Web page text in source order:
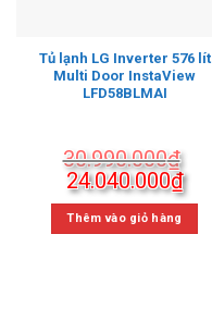
Tủ lạnh LG Inverter 576 lít
Multi Door InstaView
LFD58BLMAI
30.990.000₫
Giá
gốc
là:
24.040.000₫Giá
hiện
Thêm vào giỏ hàng